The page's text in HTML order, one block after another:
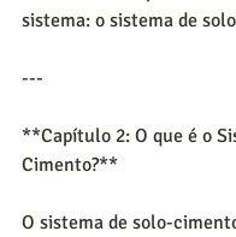
sistema: o sistema de
---
**Capítulo 2: O que é o
Cimento?**
O sistema de solo-